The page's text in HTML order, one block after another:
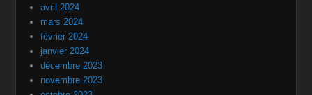
avril 2024
mars 2024
février 2024
janvier 2024
décembre 2023
novembre 2023